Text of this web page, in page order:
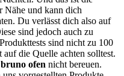
Nähe und kann dich
Du verlässt dich also auf
sind jedoch auch zu
sind nicht zu 100
die Quelle achten solltest.
bruno ofen nicht bereuen.